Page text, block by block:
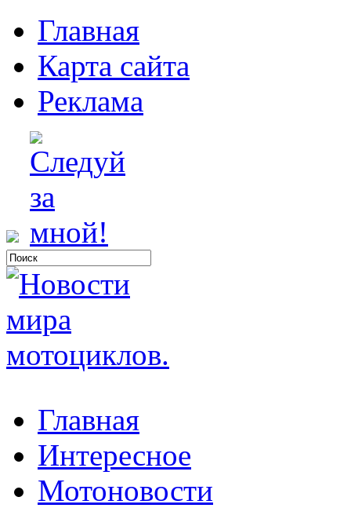
Главная
Карта сайта
Реклама
Главная
Интересное
Мотоновости